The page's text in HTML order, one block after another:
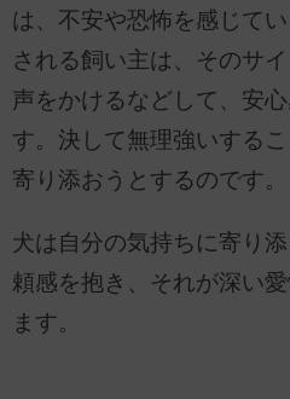
は、不安や恐怖を感じて
される飼い主は、そのサ
声をかけるなどして、安
す。決して無理強いする
寄り添おうとするのです。
犬は自分の気持ちに寄り
頼感を抱き、それが深い
ます。